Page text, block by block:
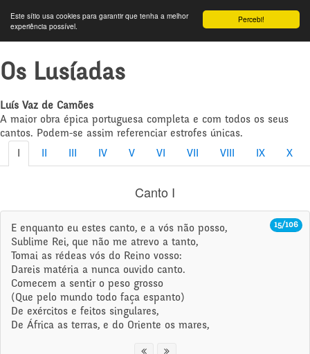
Percebi!
Este sítio usa cookies para garantir que tenha a melhor
experiência possível.
Os Lusíadas
Luís Vaz de Camões
A maior obra épica portuguesa completa e com todos os seus
cantos. Podem-se assim referenciar estrofes únicas.
IV V VI VII VIII IX X
Canto I
15/106
E enquanto eu estes canto, e a vós não posso,
Sublime Rei, que não me atrevo a tanto,
Tomai as rédeas vós do Reino vosso:
Dareis matéria a nunca ouvido canto.
Comecem a sentir o peso grosso
(Que pelo mundo todo faça espanto)
De exércitos e feitos singulares,
De África as terras, e do Oriente os mares,